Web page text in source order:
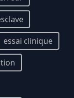
essai clinique